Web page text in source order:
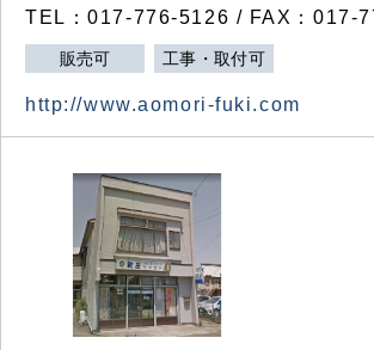
TEL：017-776-5126 / FAX：017-
販売可 工事・取付可
http://www.aomori-fuki.com